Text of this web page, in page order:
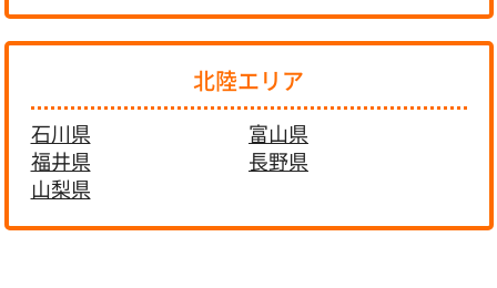
北陸エリア
石川県
富山県
福井県
長野県
山梨県